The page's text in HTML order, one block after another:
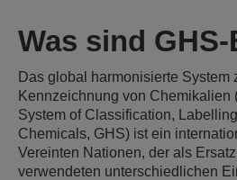
Was sind
Das global harmonisierte System
Kennzeichnung von Chemikalien
System of Classification,
Chemicals, GHS) ist ein
Vereinten Nationen, der als
verwendeten unterschiedlichen